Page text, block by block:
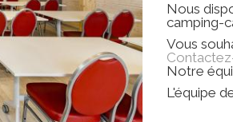
Nous
camping-
Vous
Notre
L'équipe